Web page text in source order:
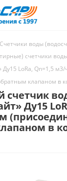
Счетчики воды
счетчики воды
LoRa, Qn=1,5
клапаном в
счетчик
Ду15
в